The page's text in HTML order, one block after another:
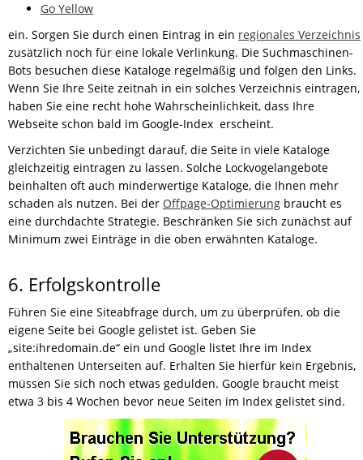
Go Yellow
ein. Sorgen Sie durch einen Eintrag in ein regionales Verzeichnis
zusätzlich noch für eine lokale Verlinkung. Die Suchmaschinen-
Bots besuchen diese Kataloge regelmäßig und folgen den Links.
Wenn Sie Ihre Seite zeitnah in ein solches Verzeichnis eintragen,
haben Sie eine recht hohe Wahrscheinlichkeit, dass Ihre
Webseite schon bald im Google-Index erscheint.
Verzichten Sie unbedingt darauf, die Seite in viele Kataloge
gleichzeitig eintragen zu lassen. Solche Lockvogelangebote
beinhalten oft auch minderwertige Kataloge, die Ihnen mehr
schaden als nutzen. Bei der Offpage-Optimierung braucht es
eine durchdachte Strategie. Beschränken Sie sich zunächst auf
Minimum zwei Einträge in die oben erwähnten Kataloge.
6. Erfolgskontrolle
Führen Sie eine Siteabfrage durch, um zu überprüfen, ob die
eigene Seite bei Google gelistet ist. Geben Sie
„site:ihredomain.de“ ein und Google listet Ihre im Index
enthaltenen Unterseiten auf. Erhalten Sie hierfür kein Ergebnis,
müssen Sie sich noch etwas gedulden. Google braucht meist
etwa 3 bis 4 Wochen bevor neue Seiten im Index gelistet sind.